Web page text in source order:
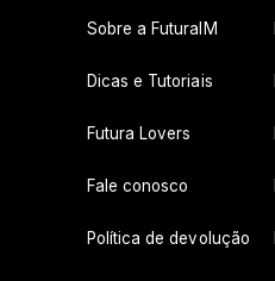
Sobre a FuturaIM
Dicas e Tutoriais
Futura Lovers
Fale conosco
Política de devolução